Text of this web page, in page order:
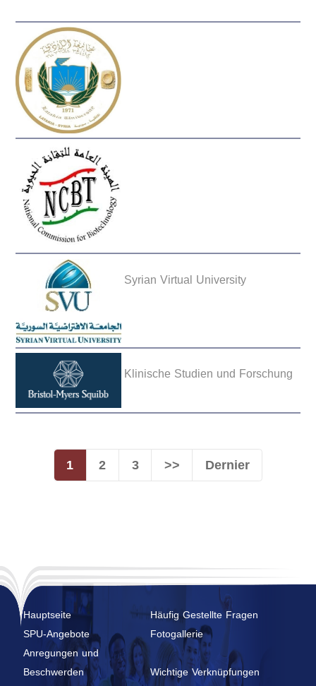
Syrian Virtual University
Klinische Studien und Forschung
1 2 3 >> Dernier
Hauptseite
Häufig Gestellte Fragen
SPU-Angebote
Fotogallerie
Anregungen und
Beschwerden
Wichtige Verknüpfungen